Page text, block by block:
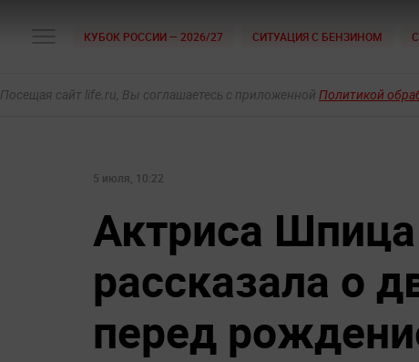
КУБОК РОССИИ — 2026/27 СИТУАЦИЯ С БЕНЗИНОМ
Посещая сайт life.ru, Вы соглашаетесь с приложенной Политикой
5 июля, 10:22
Актриса
рассказала о
перед